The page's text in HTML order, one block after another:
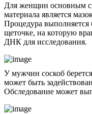
Для женщин основным
материала является
Процедура выполняется
щеточке, на которую
ДНК для исследования.
У мужчин соскоб
может быть
Обследование может